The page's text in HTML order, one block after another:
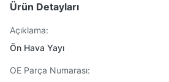
Ürün Detayları
Açıklama:
Ön Hava Yayı
OE Parça Numarası: